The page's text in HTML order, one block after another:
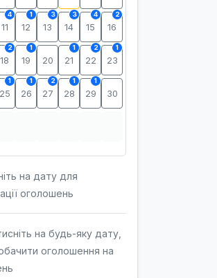
11
4
12
1
13
3
14
3
15
4
16
2
18
2
19
1
20 21
1
22
2
23
1
25
1
26
1
27
2
28
1
29
1
30
на дату для
оголошень
на будь-яку дату,
оголошення на